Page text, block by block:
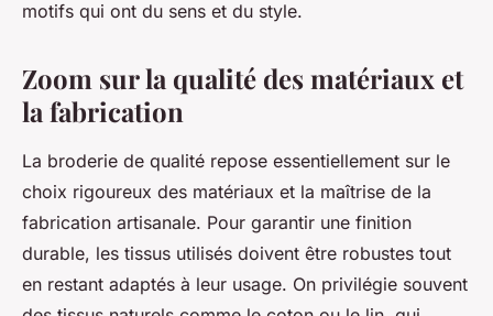
motifs qui ont du sens et du style.
Zoom sur la qualité des matériaux et
la fabrication
La broderie de qualité repose essentiellement sur le
choix rigoureux des matériaux et la maîtrise de la
fabrication artisanale. Pour garantir une finition
durable, les tissus utilisés doivent être robustes tout
en restant adaptés à leur usage. On privilégie souvent